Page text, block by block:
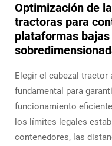
Optimización de
tractoras para
plataformas
Elegir el cabezal tractor
fundamental para
funcionamiento
los límites legales
contenedores, las